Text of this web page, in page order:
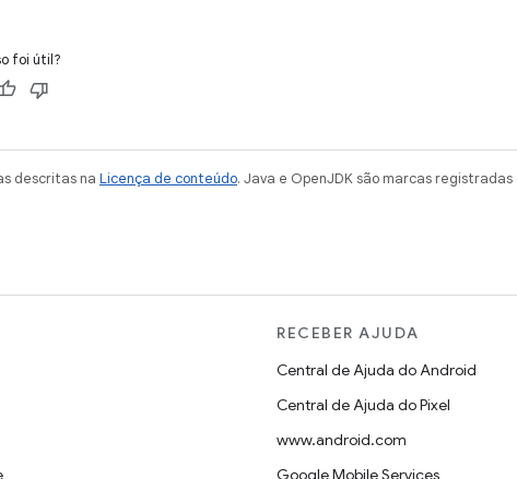
foi útil?
descritas na Licença de conteúdo. Java e OpenJDK são marcas registradas
RECEBER AJUDA
Central de Ajuda do Android
Central de Ajuda do Pixel
www.android.com
Google Mobile Services